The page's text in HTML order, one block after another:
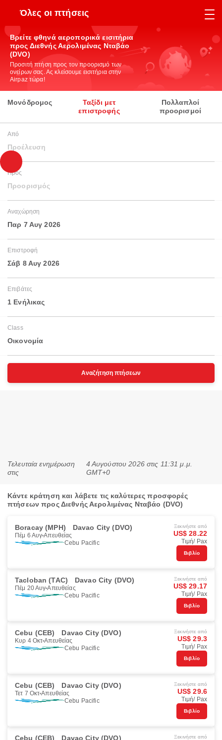
Όλες οι πτήσεις
Βρείτε φθηνά αεροπορικά εισιτήρια
προς Διεθνής Αερολιμένας Νταβάο
(DVO)
Προσιτή πτήση προς τον προορισμό των
ονείρων σας. Ας κλείσουμε εισιτήρια στην
Airpaz τώρα!
Μονόδρομος
Ταξίδι μετ
επιστροφής
Πολλαπλοί
προορισμοί
Από
Προέλευση
Προς
Προορισμός
Αναχώρηση
Παρ 7 Αυγ 2026
Επιστροφή
Σάβ 8 Αυγ 2026
Επιβάτες
1 Ενήλικας
Class
Οικονομία
Αναζήτηση πτήσεων
Τελευταία ενημέρωση
στις
4 Αυγούστου 2026 στις 11:31 μ.μ.
GMT+0
Κάντε κράτηση και λάβετε τις καλύτερες προσφορές
πτήσεων προς Διεθνής Αερολιμένας Νταβάο (DVO)
Boracay (MPH) Davao City (DVO)
Πέμ 6 Αυγ Απευθείας
Cebu Pacific
Ξεκινήστε από
US$ 28.22
Τιμή/ Pax
Βιβλίο
Tacloban (TAC) Davao City (DVO)
Πέμ 20 Αυγ Απευθείας
Cebu Pacific
Ξεκινήστε από
US$ 29.17
Τιμή/ Pax
Βιβλίο
Cebu (CEB) Davao City (DVO)
Κυρ 4 Οκτ Απευθείας
Cebu Pacific
Ξεκινήστε από
US$ 29.3
Τιμή/ Pax
Βιβλίο
Cebu (CEB) Davao City (DVO)
Τετ 7 Οκτ Απευθείας
Cebu Pacific
Ξεκινήστε από
US$ 29.6
Τιμή/ Pax
Βιβλίο
Cebu (CEB) Davao City (DVO) Ξεκινήστε από